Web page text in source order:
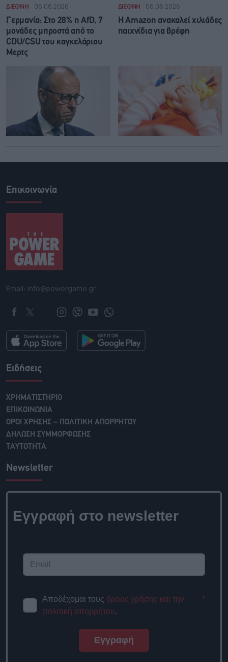
ΔΙΕΘΝΗ 06.08.2026
Γερμανία: Στο 28% η AfD, 7
μονάδες μπροστά από το
CDU/CSU του καγκελάριου
Μερτς
ΔΙΕΘΝΗ 06.08.2026
Η Amazon ανακαλεί χιλιάδες
παιχνίδια για βρέφη
Επικοινωνία
Email: info@powergame.gr
Ειδήσεις
ΧΡΗΜΑΤΙΣΤΗΡΙΟ
ΕΠΙΚΟΙΝΩΝΙΑ
ΟΡΟΙ ΧΡΗΣΗΣ – ΠΟΛΙΤΙΚΗ ΑΠΟΡΡΗΤΟΥ
ΔΗΛΩΣΗ ΣΥΜΜΟΡΦΩΣΗΣ
ΤΑΥΤΟΤΗΤΑ
Newsletter
Εγγραφή στο newsletter
Αποδέχομαι τους όρους χρήσης και την
πολιτική απορρήτου.
*
Εγγραφή